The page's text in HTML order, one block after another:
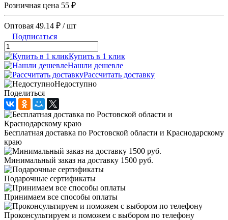
Розничная цена 55 ₽
Оптовая 49.14 ₽ / шт
Подписаться
Купить в 1 клик
Нашли дешевле
Рассчитать доставку
Недоступно
Поделиться
Бесплатная доставка по Ростовской области и Краснодарскому
краю
Минимальный заказ на доставку 1500 руб.
Подарочные сертификаты
Принимаем все способы оплаты
Проконсультируем и поможем с выбором по телефону